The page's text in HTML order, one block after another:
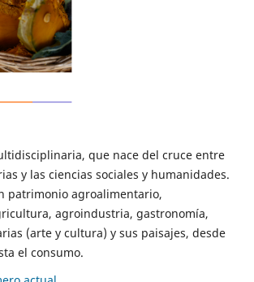
que nace del cruce entre
y las ciencias sociales y humanidades.
patrimonio agroalimentario,
agroindustria, gastronomía,
(arte y cultura) y sus paisajes, desde
el consumo.